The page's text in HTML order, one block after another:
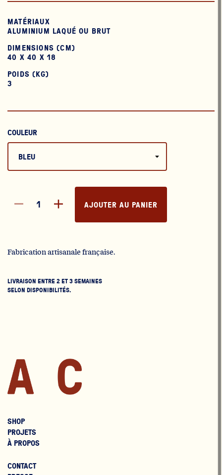
MATÉRIAUX
ALUMINIUM LAQUÉ OU BRUT
DIMENSIONS (CM)
40 X 40 X 18
POIDS (KG)
3
Fabrication artisanale française.
LIVRAISON ENTRE 2 ET 3 SEMAINES
SELON DISPONIBILITÉS.
COULEUR
AJOUTER AU PANIER
SHOP
PROJETS
À PROPOS
CONTACT